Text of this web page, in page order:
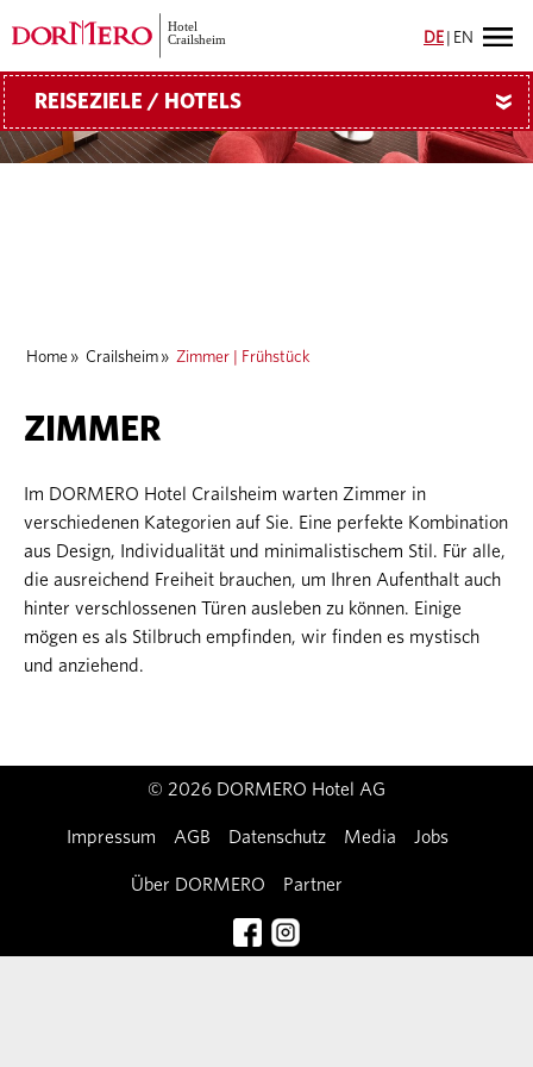
DE EN
REISEZIELE / HOTELS »
Home » Crailsheim » Zimmer | Frühstück
ZIMMER
Im DORMERO Hotel Crailsheim warten Zimmer in
verschiedenen Kategorien auf Sie. Eine perfekte Kombination
aus Design, Individualität und minimalistischem Stil. Für alle,
die ausreichend Freiheit brauchen, um Ihren Aufenthalt auch
hinter verschlossenen Türen ausleben zu können. Einige
mögen es als Stilbruch empfinden, wir finden es mystisch
und anziehend.
© 2026 DORMERO Hotel AG
Impressum AGB Datenschutz Media Jobs
Über DORMERO Partner